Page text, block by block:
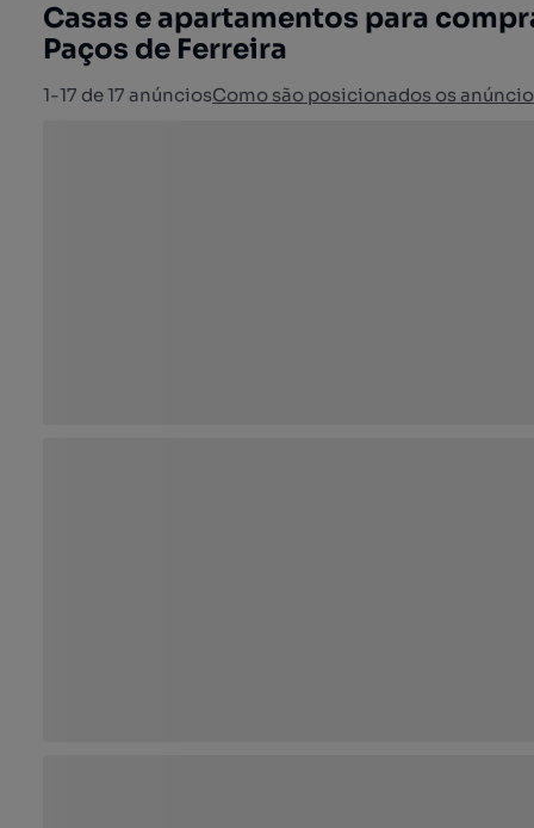
Casas e apartamentos para
Paços de Ferreira
1-17 de 17 anúnciosComo são posicionados os